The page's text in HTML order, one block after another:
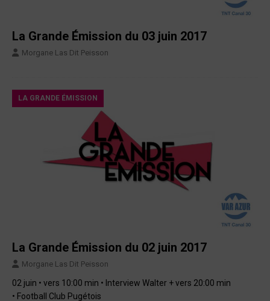
La Grande Émission du 03 juin 2017
Morgane Las Dit Peisson
LA GRANDE ÉMISSION
La Grande Émission du 02 juin 2017
Morgane Las Dit Peisson
02 juin • vers 10:00 min • Interview Walter + vers 20:00 min
• Football Club Pugétois